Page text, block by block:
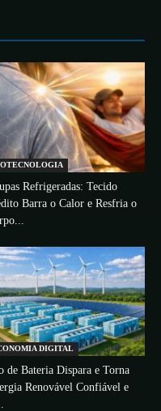
Refrigeradas: Tecido
Barra o Calor e Resfria o
DIGITAL
de Bateria Dispara e Torna
Renovável Confiável e